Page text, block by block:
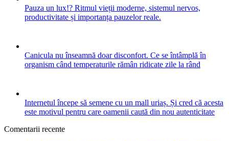
Pauza un lux!? Ritmul vieții moderne, sistemul nervos,
productivitate și importanța pauzelor reale.
Canicula nu înseamnă doar disconfort. Ce se întâmplă în
organism când temperaturile rămân ridicate zile la rând
Internetul începe să semene cu un mall uriaș. Și cred că acesta
este motivul pentru care oamenii caută din nou autenticitate
Comentarii recente